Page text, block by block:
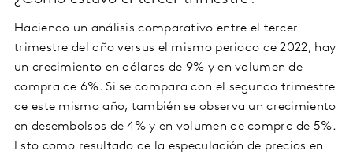
Haciendo un análisis comparativo entre el tercer
trimestre del año versus el mismo periodo de 2022, hay
un crecimiento en dólares de 9% y en volumen de
compra de 6%. Si se compara con el segundo trimestre
de este mismo año, también se observa un crecimiento
en desembolsos de 4% y en volumen de compra de 5%.
Esto como resultado de la especulación de precios en